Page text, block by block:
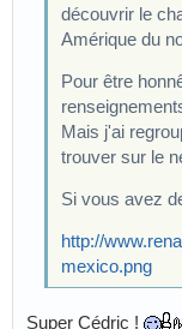
découvrir le
Amérique du
Pour être
Mais j'ai
trouver sur le
Si vous avez
http://
mexico.png
Super Cédric !